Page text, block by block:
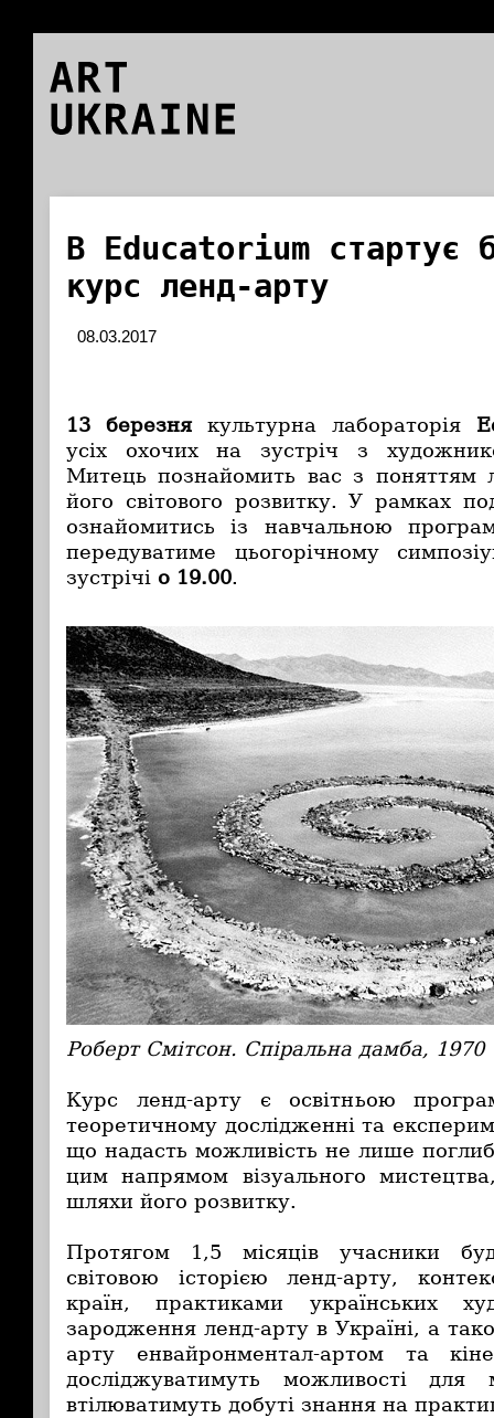
ART
UKRAINE
В Educatorium стартує
курс ленд-арту
08.03.2017
13 березнякультурна лабораторія
усіх охочих на зустріч з
Митець познайомить вас з поняттям
його світового розвитку. У рамках
ознайомитись із навчальною
передуватиме цьогорічному
зустрічі о 19.00.
Роберт Смітсон. Спіральна дамба, 1970
Курс ленд-арту є освітньою
теоретичному дослідженні та
що надасть можливість не лише
цим напрямом візуального
шляхи його розвитку.
Протягом 1,5 місяців учасники
світовою історією ленд-арту,
країн, практиками українських
зародження ленд-арту в Україні, а
арту енвайронментал-артом та
досліджуватимуть можливості для
втілюватимуть добуті знання на